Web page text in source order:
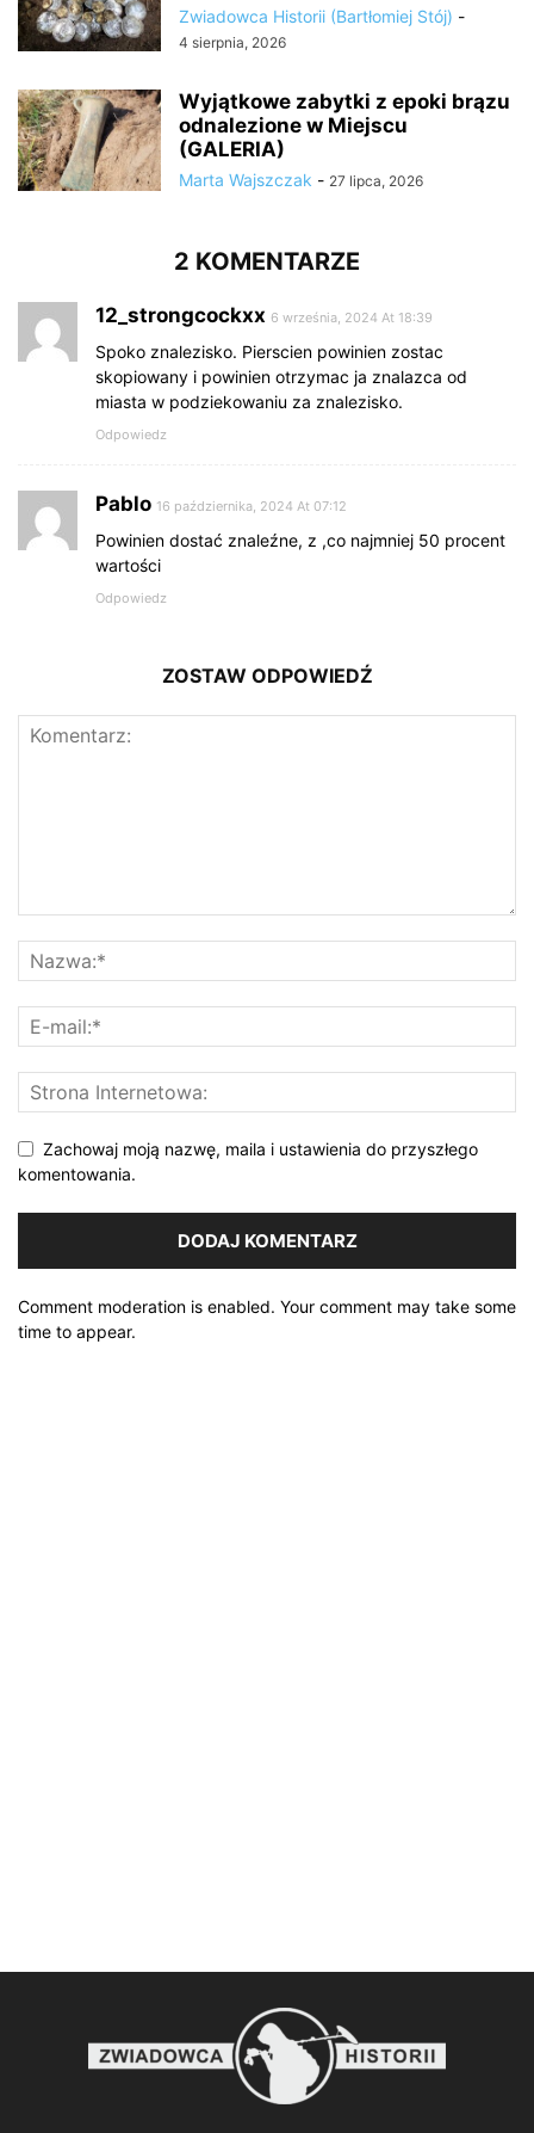
Zwiadowca Historii (Bartłomiej Stój) -
4 sierpnia, 2026
Wyjątkowe zabytki z epoki brązu
odnalezione w Miejscu
(GALERIA)
Marta Wajszczak - 27 lipca, 2026
2 KOMENTARZE
12_strongcockxx 6 września, 2024 At 18:39
Spoko znalezisko. Pierscien powinien zostac
skopiowany i powinien otrzymac ja znalazca od
miasta w podziekowaniu za znalezisko.
Odpowiedz
Pablo 16 października, 2024 At 07:12
Powinien dostać znaleźne, z ,co najmniej 50 procent
wartości
Odpowiedz
ZOSTAW ODPOWIEDŹ
Zachowaj moją nazwę, maila i ustawienia do przyszłego
komentowania.
Comment moderation is enabled. Your comment may take some
time to appear.